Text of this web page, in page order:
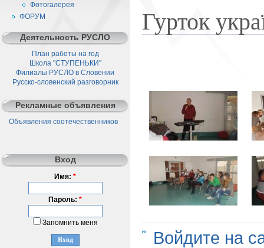
Гурток
Войдите на
Фотогалерея
ФОРУМ
Деятельность РУСЛО
План работы на год
Школа "СТУПЕНЬКИ"
Филиалы РУСЛО в Словении
Русско-словенский разговорник
Рекламные объявления
Объявления соотечественников
Вход
Имя: *
Пароль: *
Запомнить меня